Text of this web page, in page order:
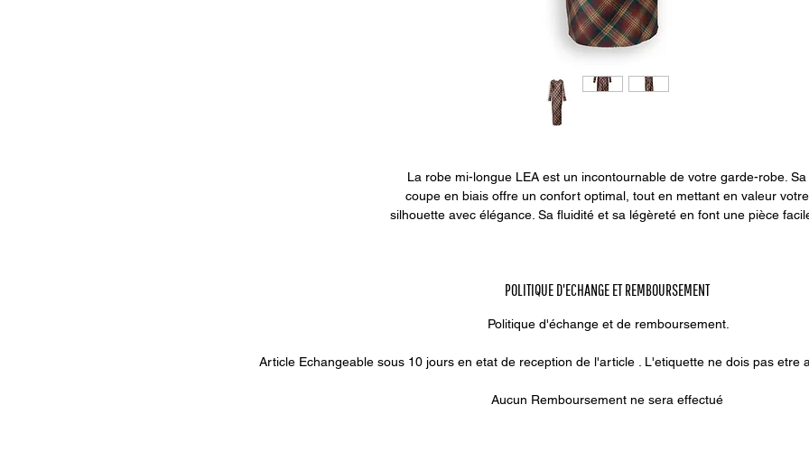
La robe mi-longue LEA est un incontournable de votre garde-robe. Sa
coupe en biais offre un confort optimal, tout en mettant en valeur votre
silhouette avec élégance. Sa fluidité et sa légèreté en font une pièce
décontracté, la robe LEA est une addition essentielle à votre collection de
POLITIQUE D'ECHANGE ET REMBOURSEMENT
Politique d'échange et de remboursement.
Article Echangeable sous 10 jours en etat de reception de l'article . L'etiquette ne dois pas etre
Aucun Remboursement ne sera effectué